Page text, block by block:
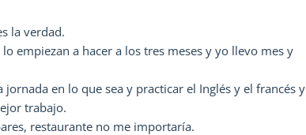
la verdad.
empiezan a hacer a los tres meses y yo llevo mes y
en lo que sea y practicar el Inglés y el francés y
trabajo.
restaurante no me importaría.